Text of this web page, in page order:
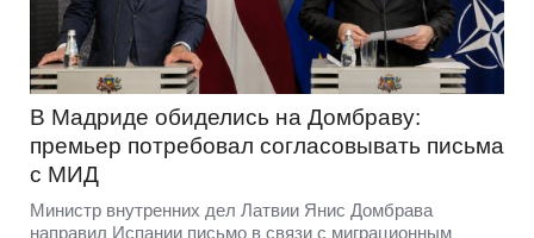
В Мадриде обиделись на Домбраву:
премьер потребовал согласовывать письма
с МИД
Министр внутренних дел Латвии Янис Домбрава
направил Испании письмо в связи с миграционным